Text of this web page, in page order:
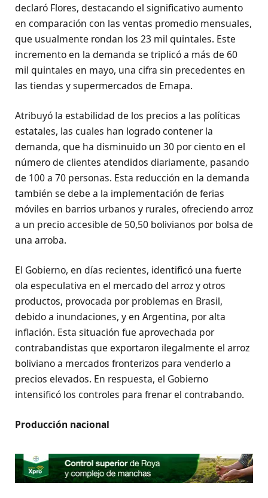
declaró Flores, destacando el significativo aumento
en comparación con las ventas promedio mensuales,
que usualmente rondan los 23 mil quintales. Este
incremento en la demanda se triplicó a más de 60
mil quintales en mayo, una cifra sin precedentes en
las tiendas y supermercados de Emapa.
Atribuyó la estabilidad de los precios a las políticas
estatales, las cuales han logrado contener la
demanda, que ha disminuido un 30 por ciento en el
número de clientes atendidos diariamente, pasando
de 100 a 70 personas. Esta reducción en la demanda
también se debe a la implementación de ferias
móviles en barrios urbanos y rurales, ofreciendo arroz
a un precio accesible de 50,50 bolivianos por bolsa de
una arroba.
El Gobierno, en días recientes, identificó una fuerte
ola especulativa en el mercado del arroz y otros
productos, provocada por problemas en Brasil,
debido a inundaciones, y en Argentina, por alta
inflación. Esta situación fue aprovechada por
contrabandistas que exportaron ilegalmente el arroz
boliviano a mercados fronterizos para venderlo a
precios elevados. En respuesta, el Gobierno
intensificó los controles para frenar el contrabando.
Producción nacional